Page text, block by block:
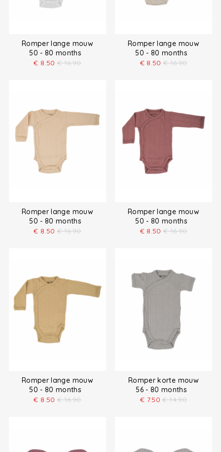
Romper lange mouw
50 - 80 months
€ 8.50 € 16.90
Romper lange mouw
50 - 80 months
€ 8.50 € 16.90
Romper lange mouw
50 - 80 months
€ 8.50 € 16.90
Romper lange mouw
50 - 80 months
€ 8.50 € 16.90
Romper lange mouw
50 - 80 months
€ 8.50 € 16.90
Romper korte mouw
56 - 80 months
€ 7.50 € 14.90